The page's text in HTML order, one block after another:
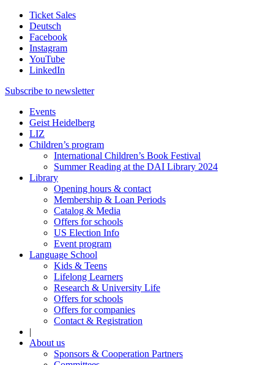
Ticket Sales
Deutsch
Facebook
Instagram
YouTube
LinkedIn
Subscribe to newsletter
Events
Geist Heidelberg
LIZ
Children’s program
International Children’s Book Festival
Summer Reading at the DAI Library 2024
Library
Opening hours & contact
Membership & Loan Periods
Catalog & Media
Offers for schools
US Election Info
Event program
Language School
Kids & Teens
Lifelong Learners
Research & University Life
Offers for schools
Offers for companies
Contact & Registration
|
About us
Sponsors & Cooperation Partners